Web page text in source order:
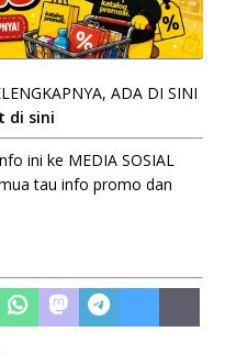
ADA DI SINI
di sini
ini ke MEDIA SOSIAL
tau info promo dan